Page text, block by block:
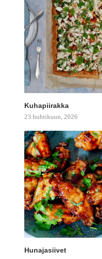
Kuhapiirakka
23 huhtikuun, 2026
Hunajasiivet